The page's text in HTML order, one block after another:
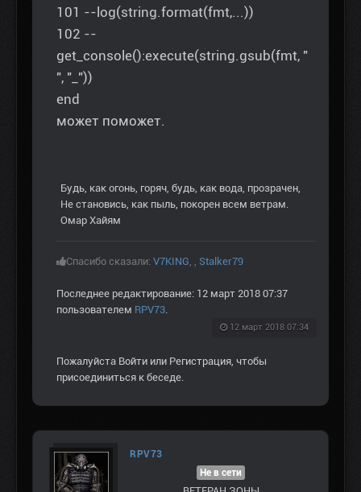
101 --log(string.format(fmt,...))
102 --
get_console():execute(string.gsub(fmt, "
", "_"))
end
может поможет.
Будь, как огонь, горяч, будь, как вода, прозрачен,
Не становись, как пыль, покорен всем ветрам.
Омар Хайям
Спасибо сказали: V7KING, , Stalker79
Последнее редактирование: 12 март 2018 07:37
пользователем RPV73.
12 март 2018 07:34
Пожалуйста Войти или Регистрация, чтобы
присоединиться к беседе.
RPV73
Не в сети